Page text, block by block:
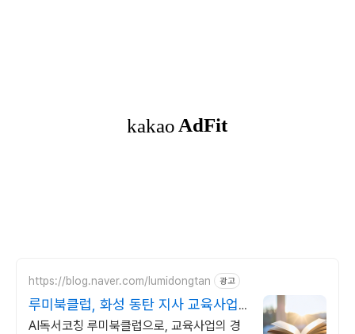
https://blog.naver.com/lumidongtan 광고
루미북클럽, 화성 동탄 지사 교육사업
의 기초 경쟁력
AI독서코칭 루미북클럽으로, 교육사업의 경